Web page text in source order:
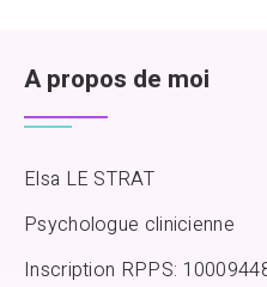
A propos de moi
Elsa LE STRAT
Psychologue clinicienne
Inscription RPPS: